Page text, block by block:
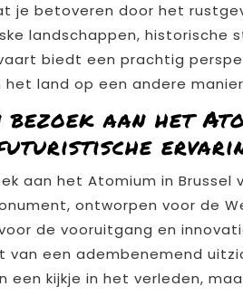
je betoveren door het
landschappen, historische
biedt een prachtig
het land op een andere
bezoek aan het
aan het Atomium in
ontworpen voor de
de vooruitgang en
van een adembenemend
een kijkje in het verleden,